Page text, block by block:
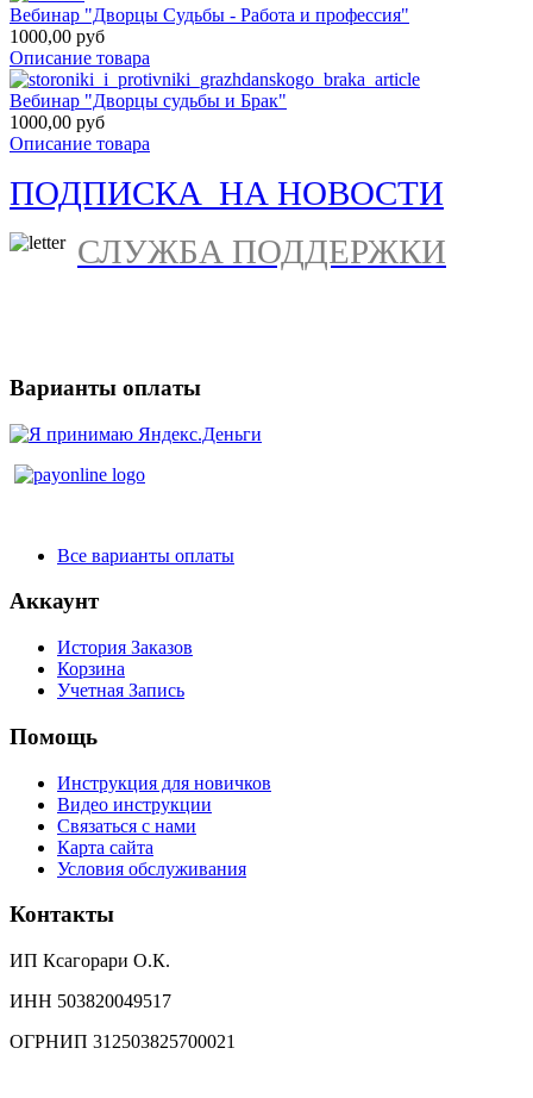
Вебинар "Дворцы Судьбы - Работа и профессия"
1000,00 руб
Описание товара
Вебинар "Дворцы судьбы и Брак"
1000,00 руб
Описание товара
ПОДПИСКА НА НОВОСТИ
СЛУЖБА ПОДДЕРЖКИ
Варианты оплаты
Все варианты оплаты
Аккаунт
История Заказов
Корзина
Учетная Запись
Помощь
Инструкция для новичков
Видео инструкции
Связаться с нами
Карта сайта
Условия обслуживания
Контакты
ИП Ксагорари О.К.
ИНН 503820049517
ОГРНИП 312503825700021